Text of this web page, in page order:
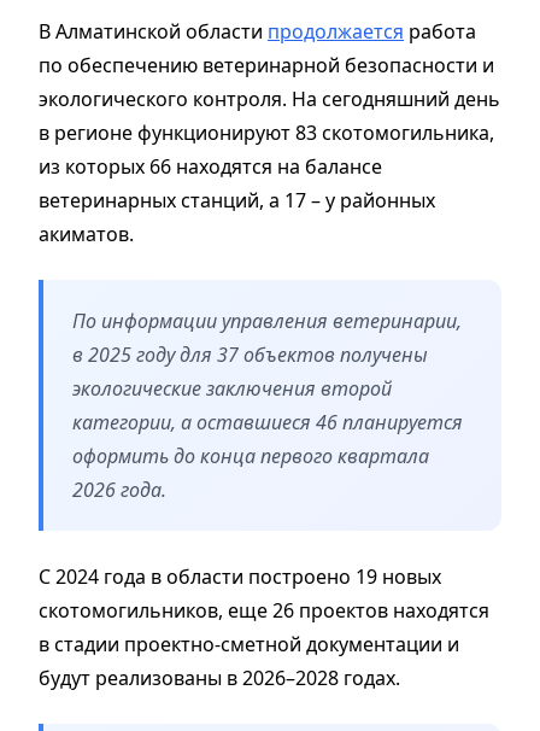
В Алматинской области продолжается работа
по обеспечению ветеринарной безопасности и
экологического контроля. На сегодняшний день
в регионе функционируют 83 скотомогильника,
из которых 66 находятся на балансе
ветеринарных станций, а 17 – у районных
акиматов.
По информации управления ветеринарии,
в 2025 году для 37 объектов получены
экологические заключения второй
категории, а оставшиеся 46 планируется
оформить до конца первого квартала
2026 года.
С 2024 года в области построено 19 новых
скотомогильников, еще 26 проектов находятся
в стадии проектно-сметной документации и
будут реализованы в 2026–2028 годах.